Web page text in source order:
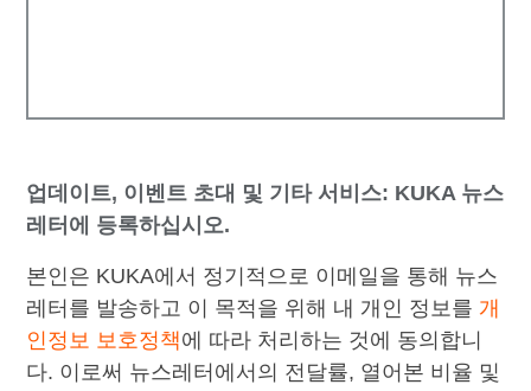
업데이트, 이벤트 초대 및 기타 서비스: KUKA 뉴스
레터에 등록하십시오.
본인은 KUKA에서 정기적으로 이메일을 통해 뉴스
레터를 발송하고 이 목적을 위해 내 개인 정보를개
인정보 보호정책에 따라 처리하는 것에 동의합니
다. 이로써 뉴스레터에서의 전달률, 열어본 비율 및